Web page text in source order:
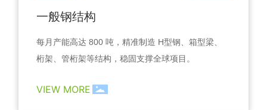
一般钢结构
每月产能高达 800 吨，精准制造 H型钢、箱型梁、
桁架、管桁架等结构，稳固支撑全球项目。
VIEW MORE